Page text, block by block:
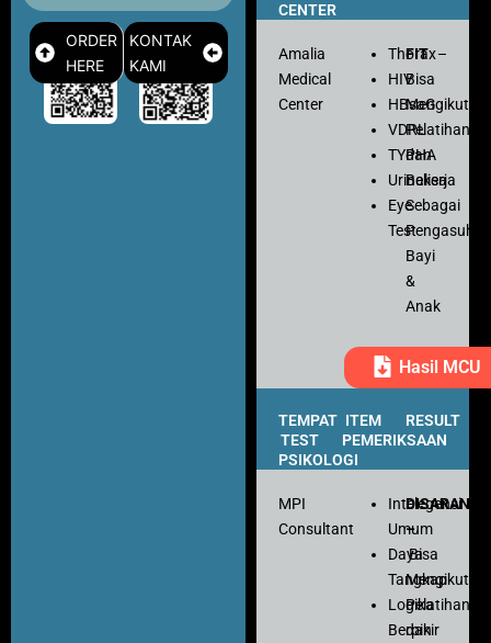
ORDER
HERE
KONTAK
KAMI
CENTER
Amalia
Medical
Center
Thorax
HIV
HBsaG
VDRL
TYPHA
Urinalisa
Eye
Test
FIT–
Bisa
Mengikuti
Pelatihan
dan
Bekerja
Sebagai
Pengasuh
Bayi
&
Anak
Hasil MCU
TEMPAT
TEST
PSIKOLOGI
ITEM
PEMERIKSAAN
RESULT
MPI
Consultant
Intelegensi
Umum
Daya
Tangkap
Logika
Berpikir
–
Bisa
Mengikuti
Pelatihan
dan